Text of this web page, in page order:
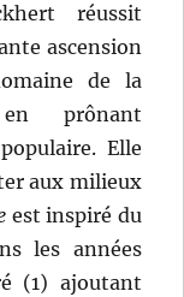
réussit
ascension
de la
prônant
Elle
aux milieux
est inspiré du
les années
(1) ajoutant